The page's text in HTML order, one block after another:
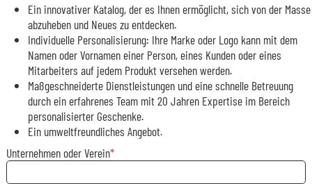
Ein innovativer Katalog, der es Ihnen ermöglicht, sich von der Masse
abzuheben und Neues zu entdecken.
Individuelle Personalisierung: Ihre Marke oder Logo kann mit dem
Namen oder Vornamen einer Person, eines Kunden oder eines
Mitarbeiters auf jedem Produkt versehen werden.
Maßgeschneiderte Dienstleistungen und eine schnelle Betreuung
durch ein erfahrenes Team mit 20 Jahren Expertise im Bereich
personalisierter Geschenke.
Ein umweltfreundliches Angebot.
Unternehmen oder Verein